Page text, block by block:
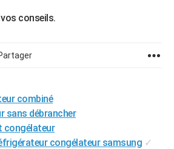
conseils.
combiné
sans débrancher
congélateur
congélateur samsung ✓